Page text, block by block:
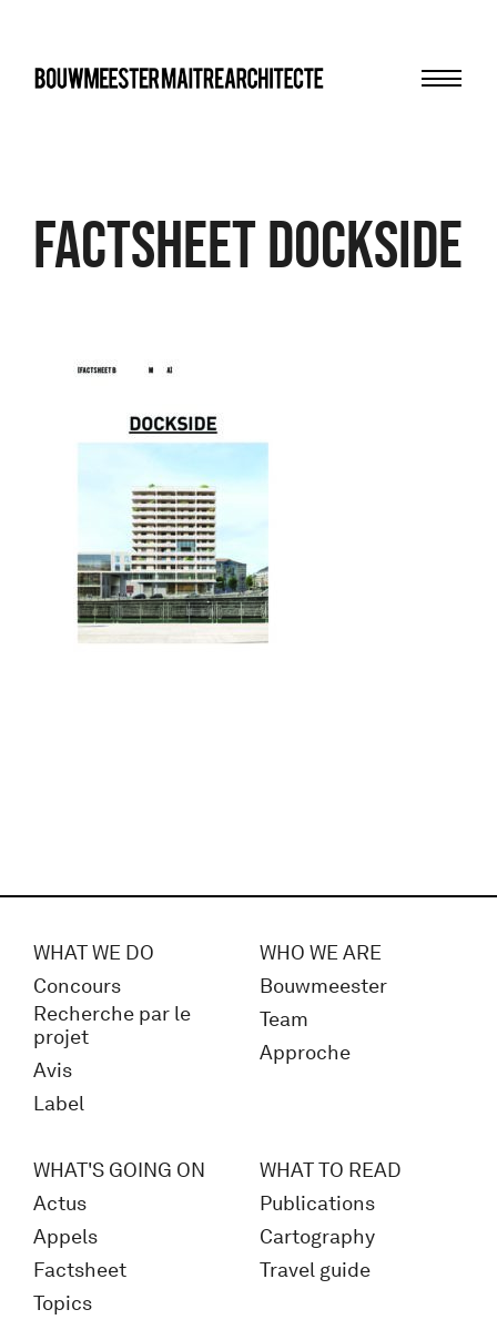
FACTSHEET Dockside
WHAT WE DO
Concours
Recherche par le
projet
Avis
Label
WHO WE ARE
Bouwmeester
Team
Approche
WHAT'S GOING ON
Actus
Appels
Factsheet
Topics
WHAT TO READ
Publications
Cartography
Travel guide